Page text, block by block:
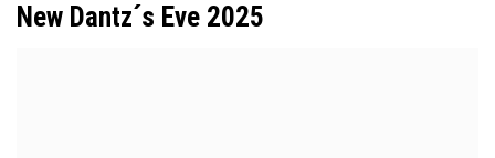
New Dantz´s Eve 2025